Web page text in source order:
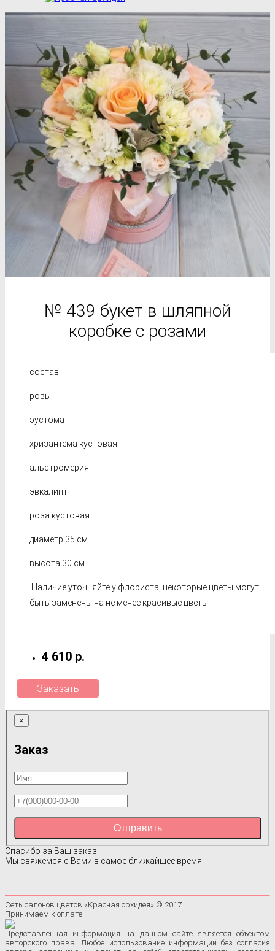
№ 439 букет в шляпной
коробке с розами
состав:
розы
эустома
хризантема кустовая
альстромерия
эвкалипт
роза кустовая
диаметр 35 см
высота 30 см
Наличие уточняйте у флориста, некоторые цветы могут
быть заменены на не менее красивые цветы.
4 610 р.
Заказать
×
Заказ
Отправить
Спасибо за Ваш заказ!
Мы свяжемся с Вами в самое ближайшее время.
Сеть салонов цветов «Красная орхидея» © 2017
Принимаем к оплате:
Представленная информация на данном сайте является объектом
авторского права. Любое использование информации без согласия